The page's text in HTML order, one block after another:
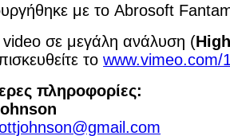
με το Abrosoft
video σε μεγάλη ανάλυση (
τοwww.vimeo.com/
πληροφορίες: